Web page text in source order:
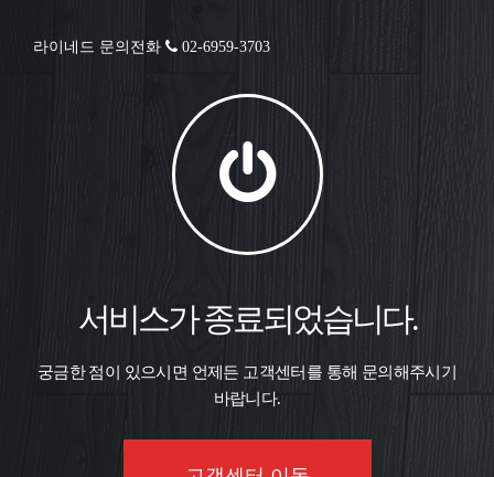
라이네드 문의전화 02-6959-3703
서비스가 종료되었습니다.
궁금한 점이 있으시면 언제든 고객센터를 통해 문의해주시기
바랍니다.